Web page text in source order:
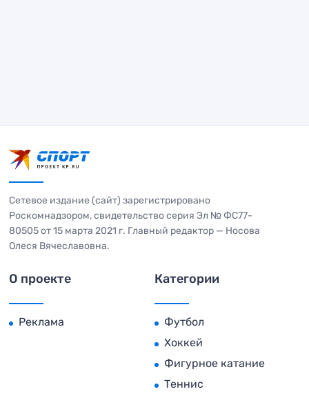
Сетевое издание (сайт) зарегистрировано
Роскомнадзором, свидетельство серия Эл № ФС77-
80505 от 15 марта 2021 г. Главный редактор — Носова
Олеся Вячеславовна.
О проекте
Реклама
Категории
Футбол
Хоккей
Фигурное катание
Теннис